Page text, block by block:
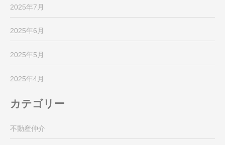
2025年7月
2025年6月
2025年5月
2025年4月
カテゴリー
不動産仲介